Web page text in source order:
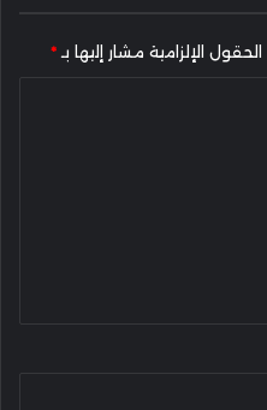
الحقول الإلزامية مشار إليها بـ*